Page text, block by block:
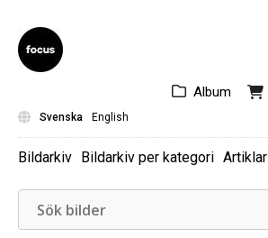
Album
Svenska English
Bildarkiv Bildarkiv per kategori Artiklar